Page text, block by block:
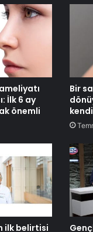
İlk 6 ay
önemli
Bir
ilk belirtisi